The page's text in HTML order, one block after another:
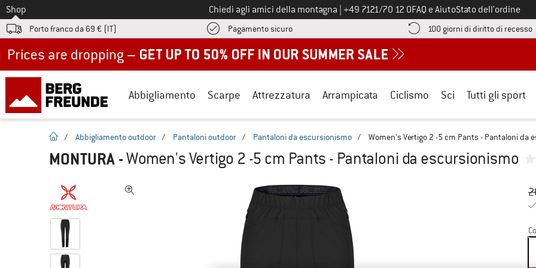
Allo
Shop Chiedi agli amici della montagna Chiamaci al numero
+49 7121/70 12 0FAQ e AiutoStato dell’ordine
Porto franco da 69 € (IT) Pagamento sicuroQui trovi le informazioni di pagamento! Si apre in una casella
100 giorni di diritto di recesso
Abbigliamento Scarpe Attrezzatura Arrampicata Ciclismo Sci Tutti gli sport
pagina iniziale
/ Abbigliamento outdoor / Pantaloni outdoor / Pantaloni da escursionismo / Women's Vertigo 2 -5 cm Pants - Pantaloni da
MONTURA -Women's Vertigo 2 -5 cm Pants - Pantaloni da escursionismo